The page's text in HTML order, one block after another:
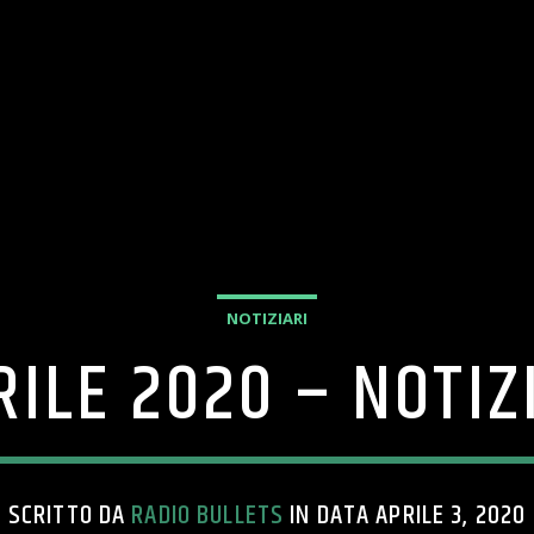
NOTIZIARI
2020 –
SCRITTO DA RADIO BULLETS IN DATA APRILE 3, 2020